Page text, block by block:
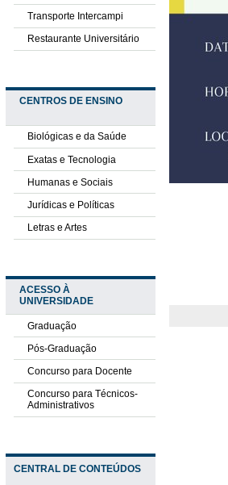
Transporte Intercampi
Restaurante Universitário
CENTROS DE ENSINO
Biológicas e da Saúde
Exatas e Tecnologia
Humanas e Sociais
Jurídicas e Políticas
Letras e Artes
ACESSO À
UNIVERSIDADE
Graduação
Pós-Graduação
Concurso para Docente
Concurso para Técnicos-
Administrativos
CENTRAL DE CONTEÚDOS